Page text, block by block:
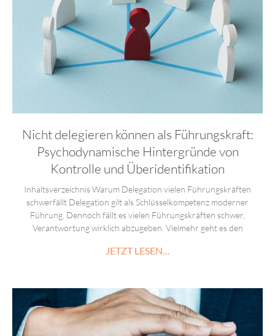
Nicht delegieren können als Führungskraft:
Psychodynamische Hintergründe von
Kontrolle und Überidentifikation
Inhaltsverzeichnis Warum Delegation vielen Führungskräften
schwerfällt Delegation gilt als Schlüsselkompetenz moderner
Führung. Dennoch fällt es vielen Führungskräften schwer,
Verantwortung wirklich abzugeben. Vielmehr geht es den
JETZT LESEN…